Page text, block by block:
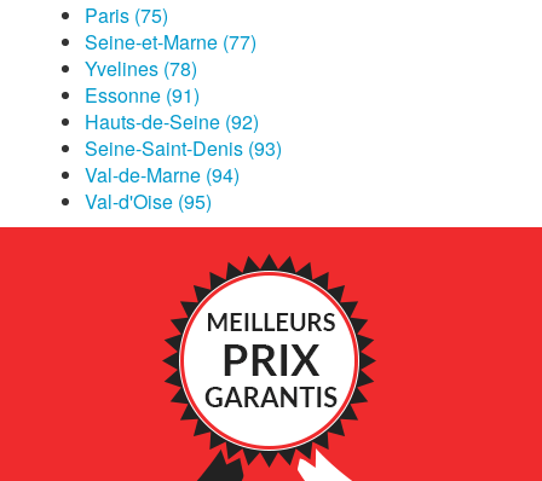
Paris (75)
Seine-et-Marne (77)
Yvelines (78)
Essonne (91)
Hauts-de-Seine (92)
Seine-Saint-Denis (93)
Val-de-Marne (94)
Val-d'Oise (95)